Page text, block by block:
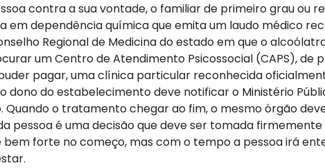
contra a sua vontade, o familiar de primeiro grau ou
em dependência química que emita um laudo médico
Regional de Medicina do estado em que o
um Centro de Atendimento Psicossocial (CAPS), de
pagar, uma clínica particular reconhecida
dono do estabelecimento deve notificar o Ministério
o tratamento chegar ao fim, o mesmo órgão
pessoa é uma decisão que deve ser tomada
forte no começo, mas com o tempo a pessoa irá